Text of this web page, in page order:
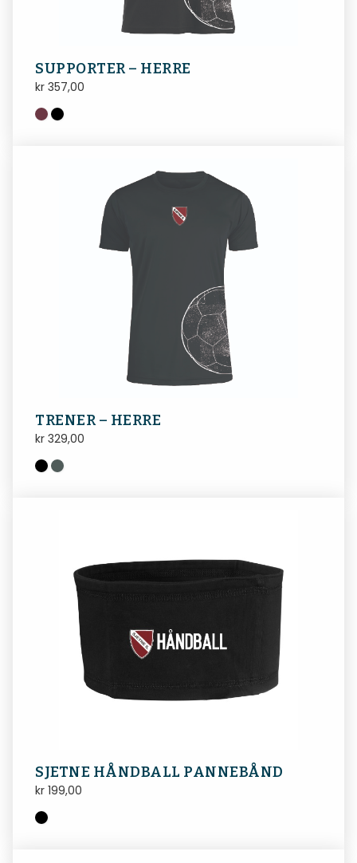
SUPPORTER – HERRE
kr 357,00
TRENER – HERRE
kr 329,00
SJETNE HÅNDBALL PANNEBÅND
kr 199,00